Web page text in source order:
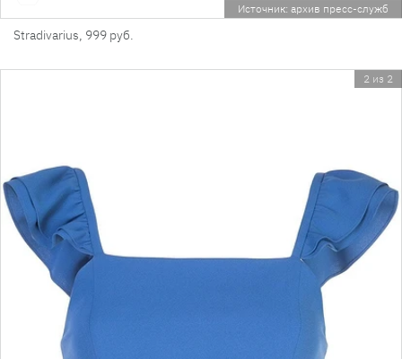
Источник: архив пресс-служб
Stradivarius, 999 руб.
2 из 2